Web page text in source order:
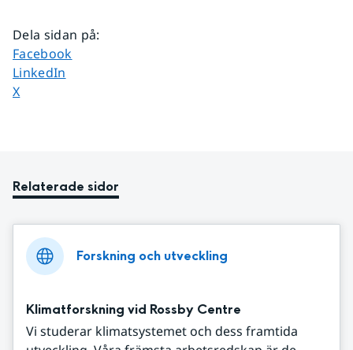
Dela sidan på:
Dela sidan på
Facebook
Dela sidan på
LinkedIn
Dela sidan på
X
Relaterade sidor
Forskning och utveckling
Klimatforskning vid Rossby Centre
Vi studerar klimatsystemet och dess framtida